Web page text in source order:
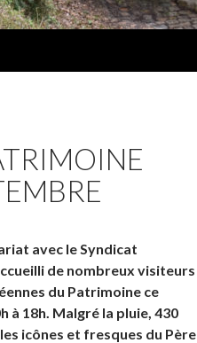
avec le Syndicat
de nombreux visiteurs
du Patrimoine ce
à 18h. Malgré la pluie, 430
icônes et fresques du Père